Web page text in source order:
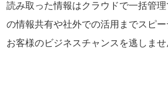
読み取った情報はクラウドで一括管
の情報共有や社外での活用までスピー
お客様のビジネスチャンスを逃しませ